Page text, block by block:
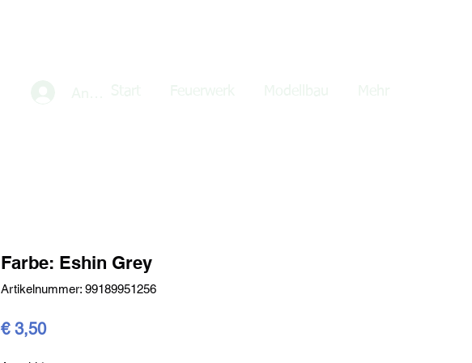
Farbe: Eshin Grey
Artikelnummer: 99189951256
€ 3,50Preis